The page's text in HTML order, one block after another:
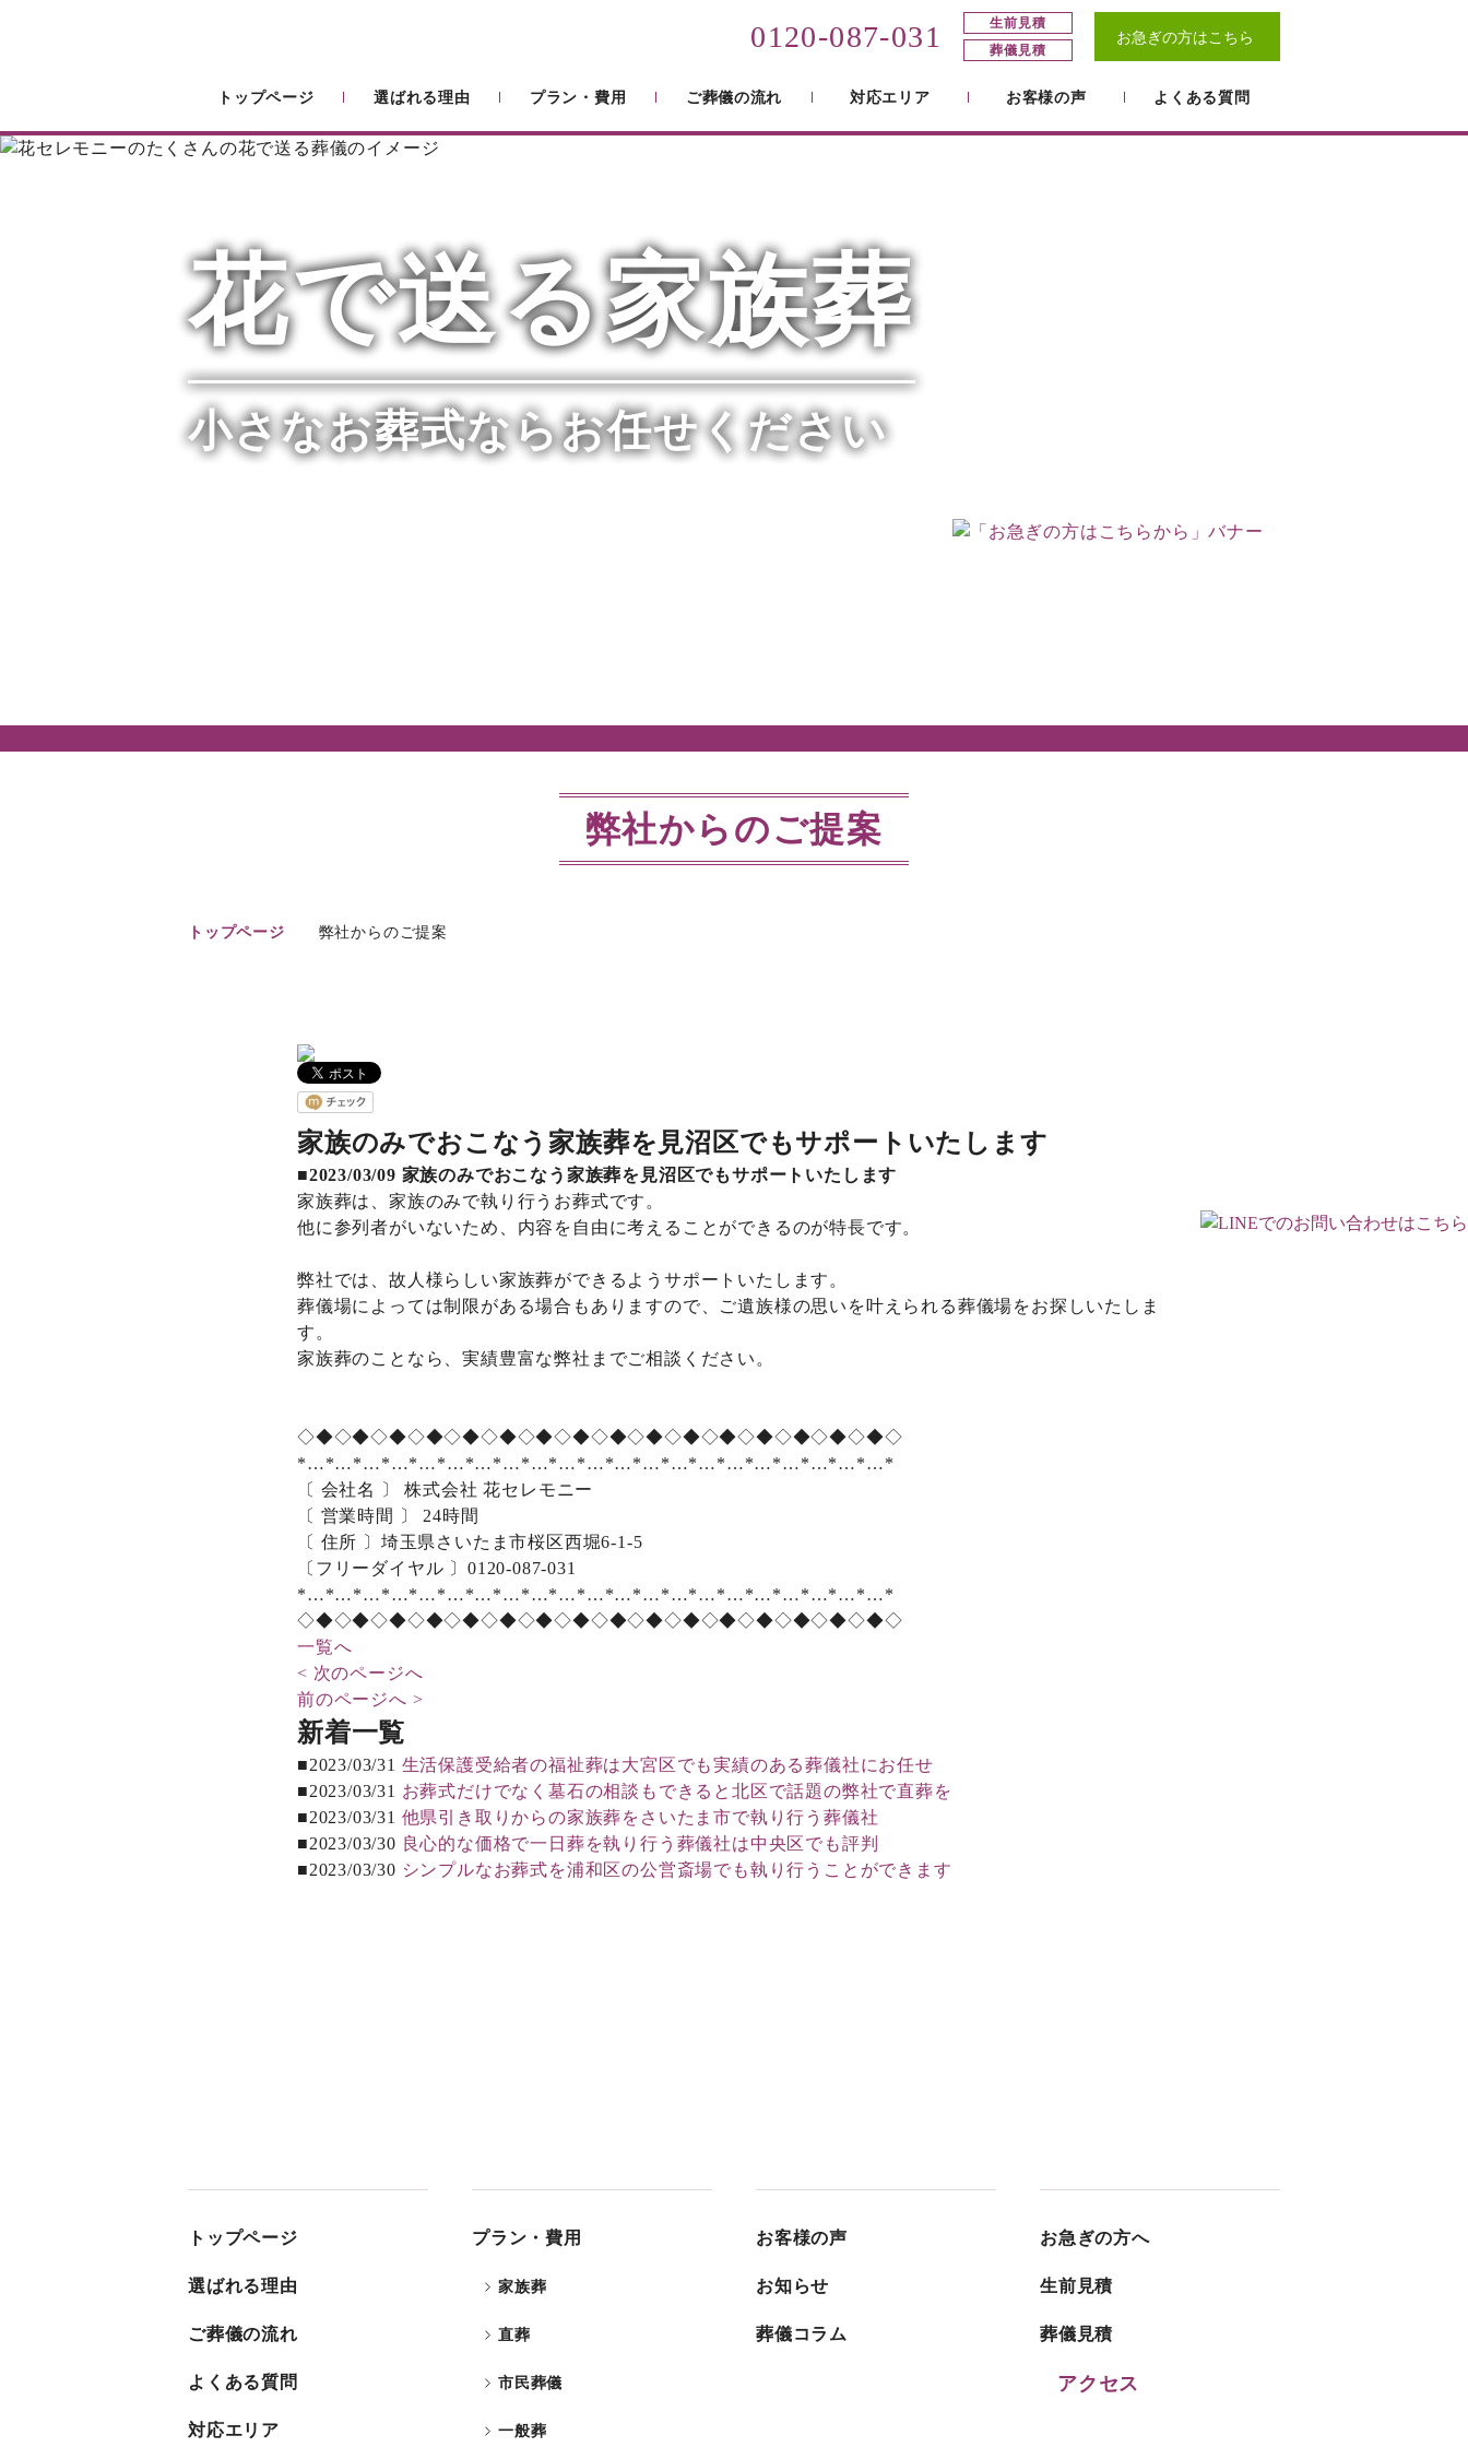
0120-087-031
生前見積
葬儀見積
お急ぎの方はこちら
トップページ 選ばれる理由 プラン・費用 ご葬儀の流れ 対応エリア お客様の声 よくある質問
花で送る家族葬
小さなお葬式ならお任せください
弊社からのご提案
トップページ 弊社からのご提案
家族のみでおこなう家族葬を見沼区でもサポートいたします
■2023/03/09 家族のみでおこなう家族葬を見沼区でもサポートいたします
家族葬は、家族のみで執り行うお葬式です。
他に参列者がいないため、内容を自由に考えることができるのが特長です。
弊社では、故人様らしい家族葬ができるようサポートいたします。
葬儀場によっては制限がある場合もありますので、ご遺族様の思いを叶えられる葬儀場をお探しいたしま
す。
家族葬のことなら、実績豊富な弊社までご相談ください。
◇◆◇◆◇◆◇◆◇◆◇◆◇◆◇◆◇◆◇◆◇◆◇◆◇◆◇◆◇◆◇◆◇
*…*…*…*…*…*…*…*…*…*…*…*…*…*…*…*…*…*…*…*…*…*
〔 会社名 〕 株式会社 花セレモニー
〔 営業時間 〕 24時間
〔 住所 〕埼玉県さいたま市桜区西堀6-1-5
〔フリーダイヤル 〕0120-087-031
*…*…*…*…*…*…*…*…*…*…*…*…*…*…*…*…*…*…*…*…*…*
◇◆◇◆◇◆◇◆◇◆◇◆◇◆◇◆◇◆◇◆◇◆◇◆◇◆◇◆◇◆◇◆◇
一覧へ
< 次のページへ
前のページへ >
新着一覧
■2023/03/31 生活保護受給者の福祉葬は大宮区でも実績のある葬儀社にお任せ
■2023/03/31 お葬式だけでなく墓石の相談もできると北区で話題の弊社で直葬を
■2023/03/31 他県引き取りからの家族葬をさいたま市で執り行う葬儀社
■2023/03/30 良心的な価格で一日葬を執り行う葬儀社は中央区でも評判
■2023/03/30 シンプルなお葬式を浦和区の公営斎場でも執り行うことができます
トップページ
選ばれる理由
ご葬儀の流れ
よくある質問
対応エリア
プラン・費用
家族葬
直葬
市民葬儀
一般葬
お客様の声
お知らせ
葬儀コラム
お急ぎの方へ
生前見積
葬儀見積
アクセス